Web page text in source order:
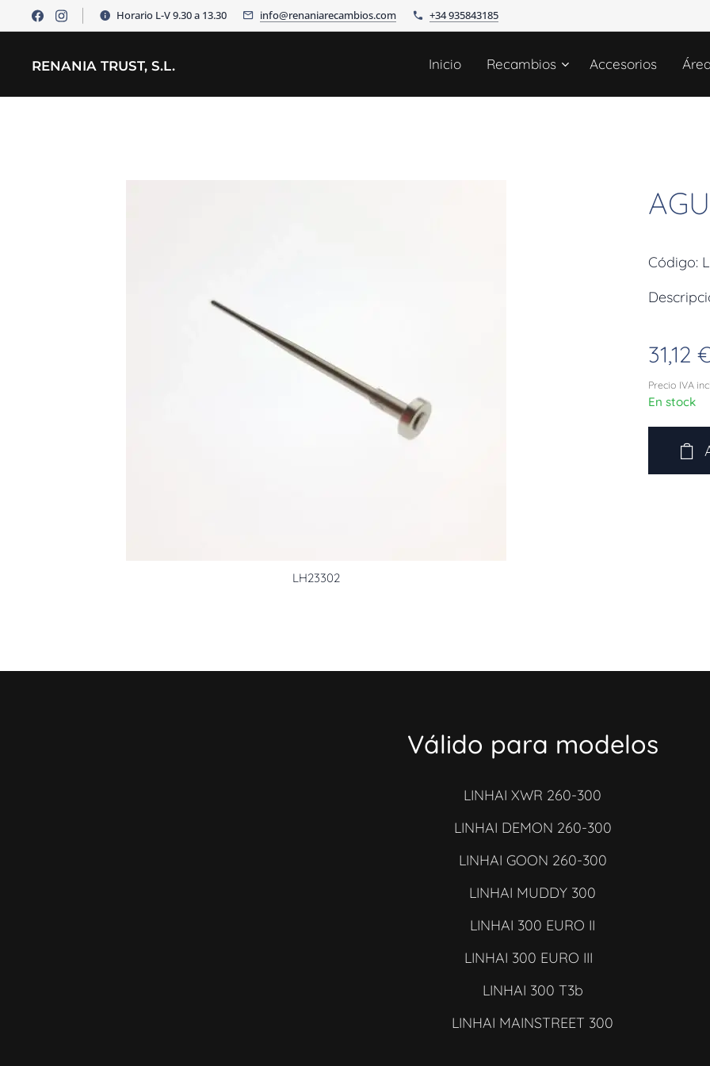
Horario L-V 9.30 a 13.30 info@renaniarecambios.com +34 935843185
RENANIA TRUST, S.L. Inicio Recambios Accesorios
LH23302
Código:
31,12
Precio IVA
En stock
Válido para modelos
LINHAI XWR 260-300
LINHAI DEMON 260-300
LINHAI GOON 260-300
LINHAI MUDDY 300
LINHAI 300 EURO II
LINHAI 300 EURO III
LINHAI 300 T3b
LINHAI MAINSTREET 300